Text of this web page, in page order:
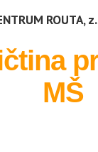
ROUTA,
MŠ